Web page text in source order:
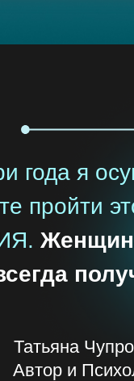
года я
пройти
Татьяна
Автор и